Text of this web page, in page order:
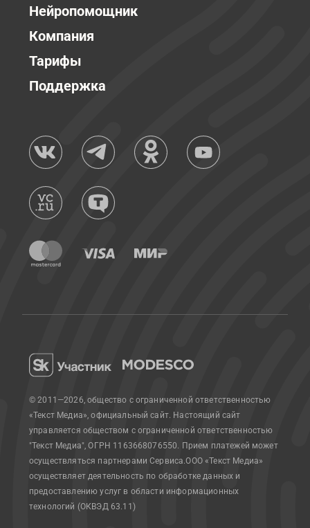
Нейропомощник
Компания
Тарифы
Поддержка
© 2011—2026, общество с ограниченной ответственностью
«Текст Медиа», официальный сайт. Настоящий сайт
управляется обществом с ограниченной ответственностью
"Текст Медиа", ОГРН 1163668076550. Прием платежей может
осуществляться партнерами Сервиса.ООО «Текст Медиа»
осуществляет деятельность по обработке данных и
предоставлению услуг в области информационных
технологий (ОКВЭД 63.11)